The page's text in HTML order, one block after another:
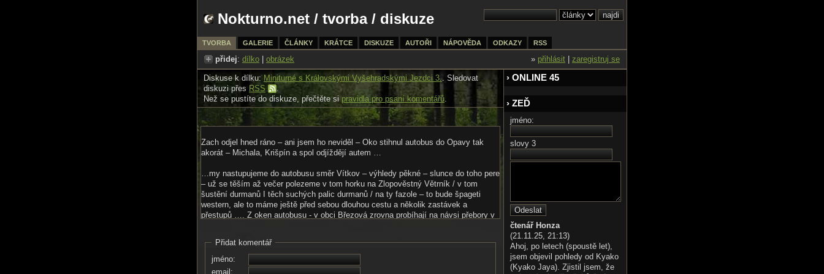
Nokturno.net / tvorba/ diskuze
TVORBA GALERIE ČLÁNKY KRÁTCE DISKUZE AUTOŘI NÁPOVĚDA ODKAZY RSS
přidej: dílko obrázek » přihlásit zaregistruj se
Diskuse k dílku: Miniturné s Královskými Vyšehradskými Jezdci 3.. Sledovat
diskuzi přes RSS
.
Než se pustíte do diskuze, přečtěte si pravidla pro psaní komentářů.
Zach odjel hned ráno – ani jsem ho neviděl – Oko stihnul autobus do Opavy tak
akorát – Michala, Krišpín a spol odjíždějí autem …
…my nastupujeme do autobusu směr Vítkov – výhledy pěkné – slunce do toho pere
– už se těším až večer polezeme v tom horku na Zlopověstný Větrník / v tom
šustění durmanů I těch suchých palic durmanů / na ty fazole – to bude špageti
western, ale to máme ještě před sebou dlouhou cestu a několik zastávek a
přestupů …. Z oken autobusu - v obci Březová zrovna probíhají na návsi přebory v
Zážitková turistika – noc ve srabu …
Přidat komentář
jméno:
email:
› ONLINE 45
› ZEĎ
jméno:
slovy 3
čtenář Honza
(21.11.25, 21:13)
Ahoj, po letech (spoustě let),
jsem objevil pohledy od Kyako
(Kyako Jaya). Zjistil jsem, že